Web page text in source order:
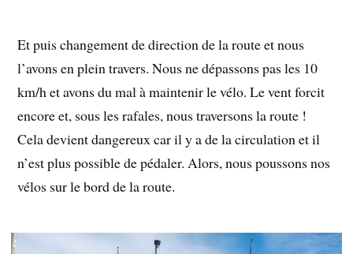
Et puis changement de direction de la route et nous
l’avons en plein travers. Nous ne dépassons pas les 10
km/h et avons du mal à maintenir le vélo. Le vent forcit
encore et, sous les rafales, nous traversons la route !
Cela devient dangereux car il y a de la circulation et il
n’est plus possible de pédaler. Alors, nous poussons nos
vélos sur le bord de la route.